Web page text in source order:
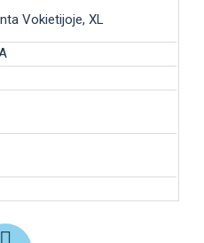
Vokietijoje, XL